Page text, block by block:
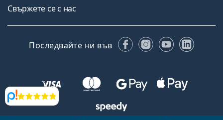
Прегледи
Свържете се с нас
Последвайте ни във FacebookInstagram
YouTube